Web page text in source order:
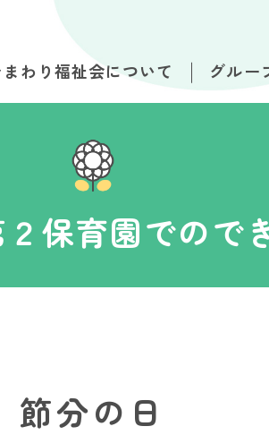
わり福祉会について グルー
保育園でので
節分の日